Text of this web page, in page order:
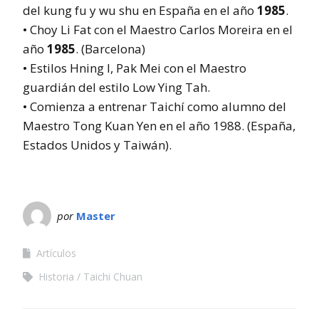
del kung fu y wu shu en España en el año 1985.
• Choy Li Fat con el Maestro Carlos Moreira en el
año 1985. (Barcelona)
• Estilos Hning I, Pak Mei con el Maestro
guardián del estilo Low Ying Tah.
• Comienza a entrenar Taichí como alumno del
Maestro Tong Kuan Yen en el año 1988. (España,
Estados Unidos y Taiwán).
por Master
Artículos
Historia
Taichi Chuan